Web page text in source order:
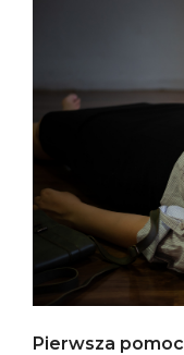
Pierwsza pomoc